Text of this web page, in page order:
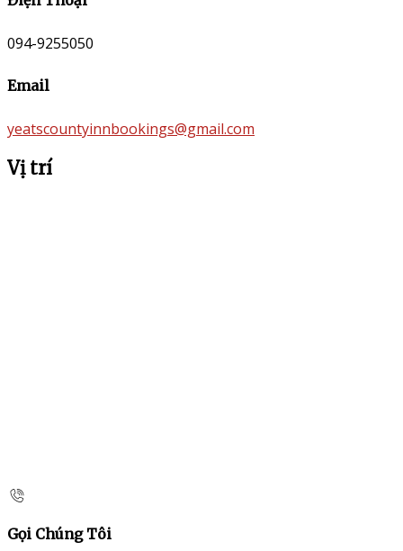
094-9255050
Email
yeatscountyinnbookings@gmail.com
Vị trí
Gọi Chúng Tôi